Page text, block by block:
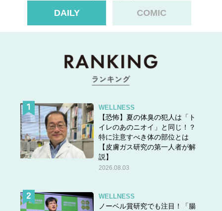
DAILY COMIC
WELLNESS
【恐怖】夏の体臭の犯人は「ト
イレのあのニオイ」と同じ！？
特に注意すべき体の部位とは
【皮膚ガス研究の第一人者が解
説】
2026.08.03
WELLNESS
ノーベル賞研究でも注目！「腸